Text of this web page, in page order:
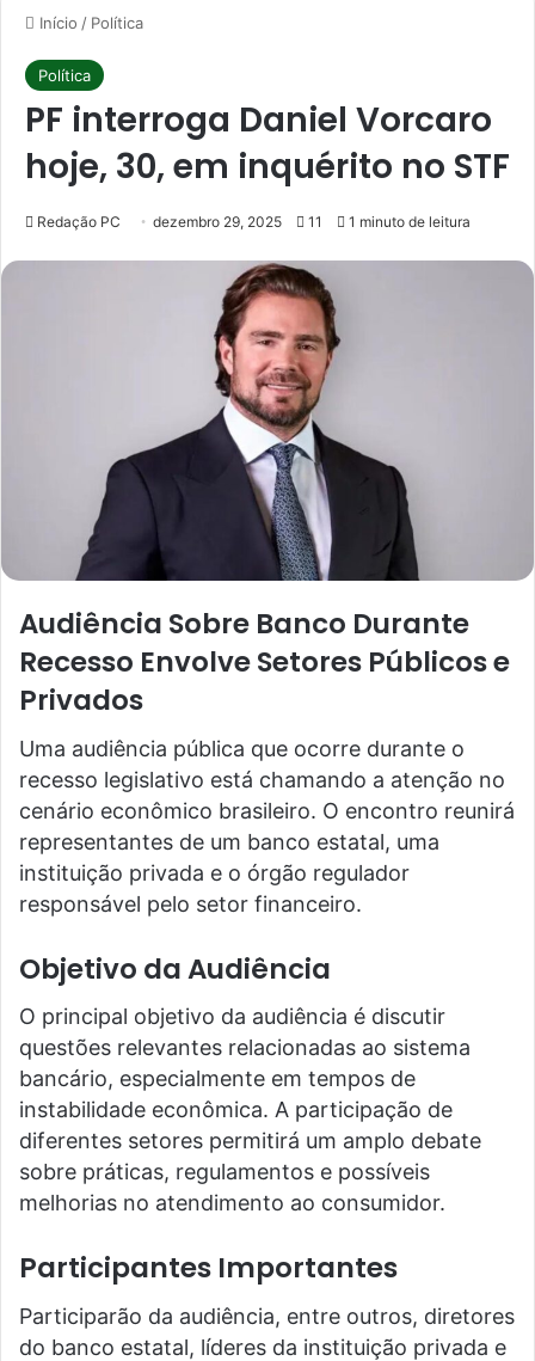
Início / Política
Política
PF interroga Daniel Vorcaro
hoje, 30, em inquérito no STF
Redação PC dezembro 29, 2025 11 1 minuto de leitura
Audiência Sobre Banco Durante
Recesso Envolve Setores Públicos e
Privados
Uma audiência pública que ocorre durante o
recesso legislativo está chamando a atenção no
cenário econômico brasileiro. O encontro reunirá
representantes de um banco estatal, uma
instituição privada e o órgão regulador
responsável pelo setor financeiro.
Objetivo da Audiência
O principal objetivo da audiência é discutir
questões relevantes relacionadas ao sistema
bancário, especialmente em tempos de
instabilidade econômica. A participação de
diferentes setores permitirá um amplo debate
sobre práticas, regulamentos e possíveis
melhorias no atendimento ao consumidor.
Participantes Importantes
Participarão da audiência, entre outros, diretores
do banco estatal, líderes da instituição privada e